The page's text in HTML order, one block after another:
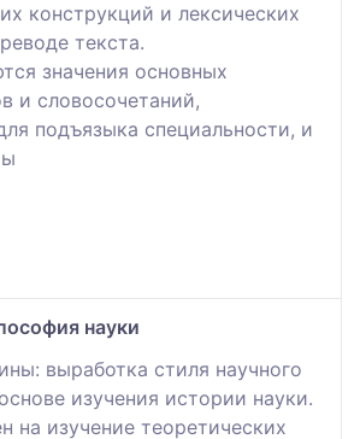
конструкций и лексических
текста.
значения основных
и словосочетаний,
подъязыка специальности, и
науки
выработка стиля научного
изучения истории науки.
на изучение теоретических